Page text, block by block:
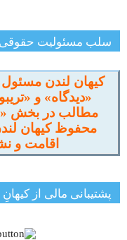
سلب مسئولیت حقوقی
کیهان لندن
«دیدگاه» و
مطالب در بخش
محفوظ کیهان
اقامت و
پشتیبانی مالی از کیهانِ